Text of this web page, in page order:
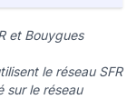
et Bouygues
le réseau SFR
sur le réseau